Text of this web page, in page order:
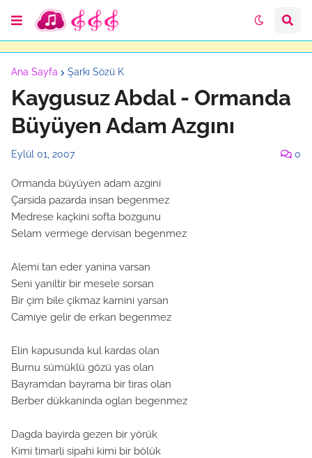
Ana Sayfa Şarkı Sözü K
Kaygusuz Abdal - Ormanda
Büyüyen Adam Azgını
Eylül 01, 2007 0
Ormanda büyüyen adam azgini
Çarsida pazarda insan begenmez
Medrese kaçkini softa bozgunu
Selam vermege dervisan begenmez
Alemi tan eder yanina varsan
Seni yaniltir bir mesele sorsan
Bir çim bile çikmaz karnini yarsan
Camiye gelir de erkan begenmez
Elin kapusunda kul kardas olan
Burnu sümüklü gözü yas olan
Bayramdan bayrama bir tiras olan
Berber dükkaninda oglan begenmez
Dagda bayirda gezen bir yörük
Kimi timarli sipahi kimi bir bölük